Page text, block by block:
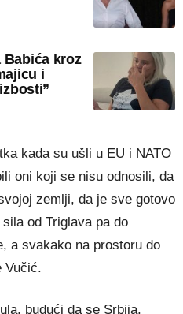
Babića kroz
i
kada su ušli u EU i NATO
oni koji se nisu odnosili, da
zemlji, da je sve gotovo
od Triglava pa do
a svakako na prostoru do
Vučić.
budući da se Srbija,